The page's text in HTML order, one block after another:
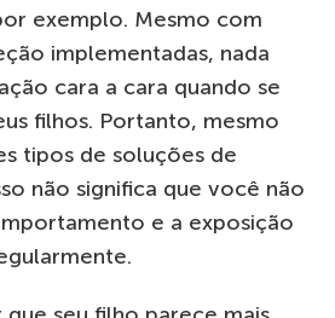
exemplo. Mesmo com
implementadas, nada
cara a cara quando se
filhos. Portanto, mesmo
tipos de soluções de
não significa que você não
e a exposição